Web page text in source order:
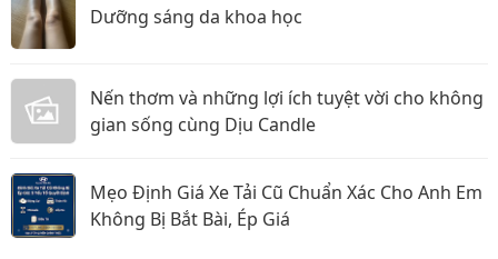
Dưỡng sáng da khoa học
Nến thơm và những lợi ích tuyệt vời cho không
gian sống cùng Dịu Candle
Mẹo Định Giá Xe Tải Cũ Chuẩn Xác Cho Anh Em
Không Bị Bắt Bài, Ép Giá